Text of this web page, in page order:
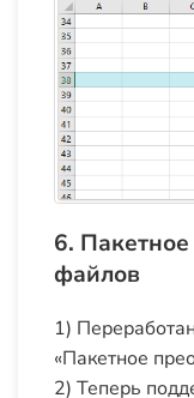
6.
файлов
1)
«Пакетное
2) Теперь